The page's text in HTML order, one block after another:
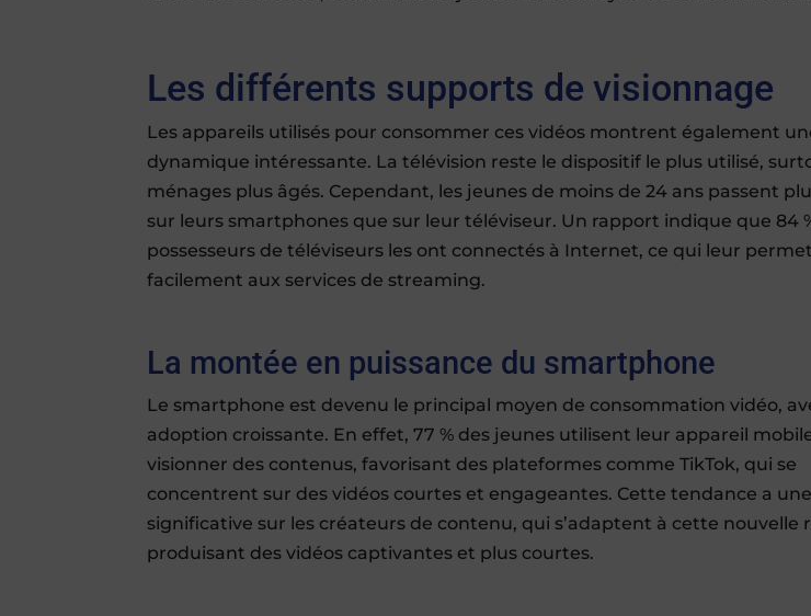
Les différents supports de visionnage
Les appareils utilisés pour consommer ces vidéos montrent également
dynamique intéressante. La télévision reste le dispositif le plus utilisé,
ménages plus âgés. Cependant, les jeunes de moins de 24 ans passent
sur leurs smartphones que sur leur téléviseur. Un rapport indique que 84
possesseurs de téléviseurs les ont connectés à Internet, ce qui leur
facilement aux services de streaming.
La montée en puissance du smartphone
Le smartphone est devenu le principal moyen de consommation vidéo,
adoption croissante. En effet, 77 % des jeunes utilisent leur appareil
visionner des contenus, favorisant des plateformes comme TikTok, qui se
concentrent sur des vidéos courtes et engageantes. Cette tendance a
significative sur les créateurs de contenu, qui s’adaptent à cette nouvelle
produisant des vidéos captivantes et plus courtes.